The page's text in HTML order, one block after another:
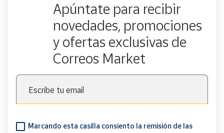
Apúntate para recibir
novedades, promociones
y ofertas exclusivas de
Correos Market
Escribe tu email
Marcando esta casilla consiento la remisión de las